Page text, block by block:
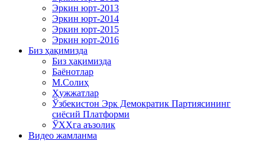
Эркин юрт-2013
Эркин юрт-2014
Эркин юрт-2015
Эркин юрт-2016
Биз ҳақимизда
Биз ҳақимизда
Баёнотлар
М.Солиҳ
Ҳужжатлар
Ўзбекистон Эрк Демократик Партиясининг
сиёсий Платформи
ЎХҲга аъзолик
Видео жамланма